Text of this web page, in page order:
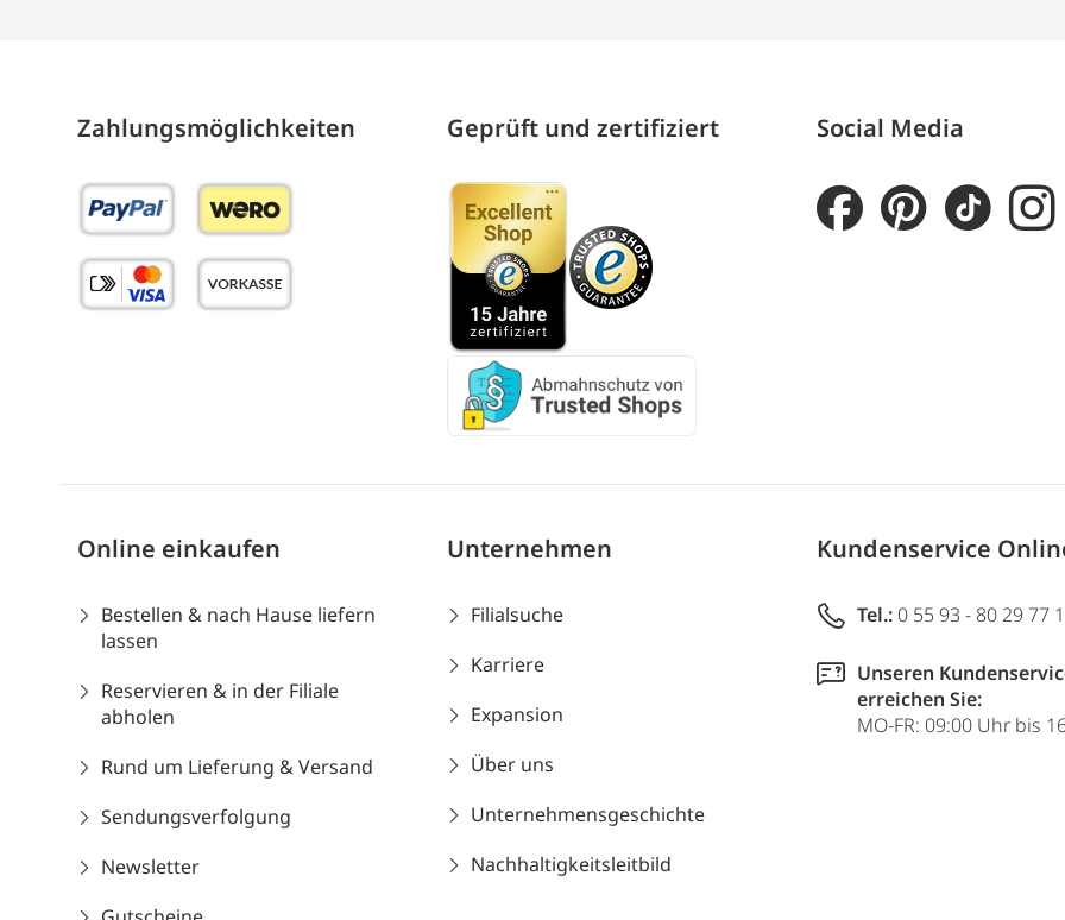
Zahlungs­möglich­keiten Geprüft und zertifiziert Social Media
Online einkaufen
Bestellen & nach Hause liefern
lassen
Reservieren & in der Filiale
abholen
Rund um Lieferung & Versand
Sendungsverfolgung
Newsletter
Unternehmen
Filialsuche
Karriere
Expansion
Über uns
Unternehmensgeschichte
Nachhaltigkeitsleitbild
Kundenservice
Tel.: 0 55 93 - 80 29 77
Unseren
erreichen Sie:
MO-FR: 09:00 Uhr bis